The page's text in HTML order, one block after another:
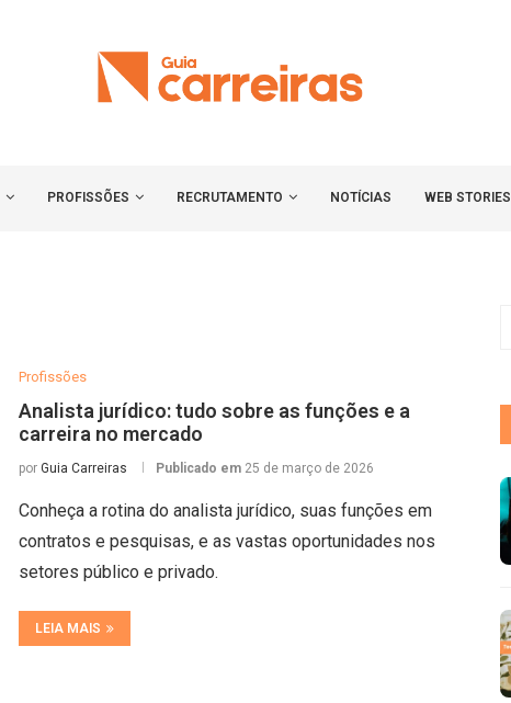
PROFISSÕES RECRUTAMENTO NOTÍCIAS WEB STORIES
Profissões
Analista jurídico: tudo sobre as funções e a
carreira no mercado
por Guia Carreiras Publicado em 25 de março de 2026
Conheça a rotina do analista jurídico, suas funções em
contratos e pesquisas, e as vastas oportunidades nos
setores público e privado.
LEIA MAIS